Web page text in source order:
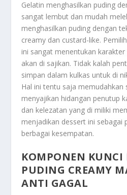
Gelatin menghasilkan puding
sangat lembut dan mudah
menghasilkan puding dengan
creamy dan custard-like.
ini sangat menentukan karakter
akan di sajikan. Tidak kalah
simpan dalam kulkas untuk di
Hal ini tentu saja memudahkan
menyajikan hidangan penutup
dan kelezatan yang di miliki
menjadikan dessert ini sebagai
berbagai kesempatan.
KOMPONEN KUNCI
PUDING CREAMY
ANTI GAGAL